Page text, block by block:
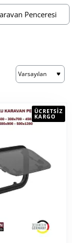
Penceresi
ÜCRETSIZ
KARGO